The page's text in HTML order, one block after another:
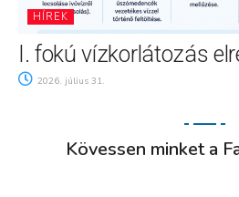
HÍREK
I. fokú vízkorlátozás
2026. július 31.
Kövessen minket a